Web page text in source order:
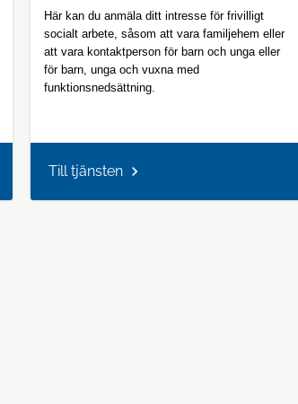
Här kan du anmäla ditt intresse för frivilligt
socialt arbete, såsom att vara familjehem eller
att vara kontaktperson för barn och unga eller
för barn, unga och vuxna med
funktionsnedsättning.
Till tjänsten